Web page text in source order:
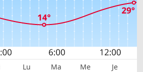
Lu Ma Me Je